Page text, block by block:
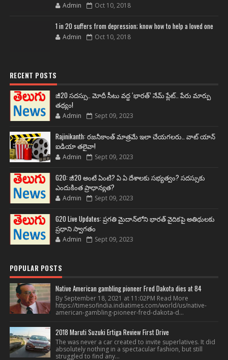
Admin Oct 10, 2018
1 in 20 suffers from depression; know how to help a loved one
Admin Oct 10, 2018
RECENT POSTS
జీ20 సదస్సు.. మోదీ సీటు వద్ద ‘భారత్’ నేమ్ ప్లేట్‌.. పేరు మార్పు
తథ్యం!
Admin Sept 09, 2023
Rajinikanth: రజనీకాంత్ మాత్రమే ఇలా చేయగలరు.. వాట్ యాన్
ఐడియా తలైవా!
Admin Sept 09, 2023
G20: జీ20 అంటే ఏంటి? ఏ ఏ దేశాలకు సభ్యత్వం? సదస్సుకు
ఎందుకింత ప్రాధాన్యత?
Admin Sept 09, 2023
G20 Live Updates: ప్రగతి మైదాన్‌లోని భారత్ వైదికపై అతిథులకు
ప్రధాని స్వాగతం
Admin Sept 09, 2023
POPULAR POSTS
Native American gambling pioneer Fred Dakota dies at 84
By September 18, 2021 at 11:02PM Read More
https://timesofindia.indiatimes.com/world/us/native-
american-gambling-pioneer-fred-dakota-d...
2018 Maruti Suzuki Ertiga Review First Drive
The was never a car created to invite superlatives. It did
absolutely nothing in a spectacular fashion, but still
struggled to find any...